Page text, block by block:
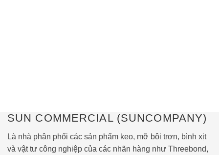
SUN COMMERCIAL (SUNCOMPANY)
Là nhà phân phối các sản phẩm keo, mỡ bôi trơn, bình xịt
và vật tư công nghiệp của các nhãn hàng như Threebond,